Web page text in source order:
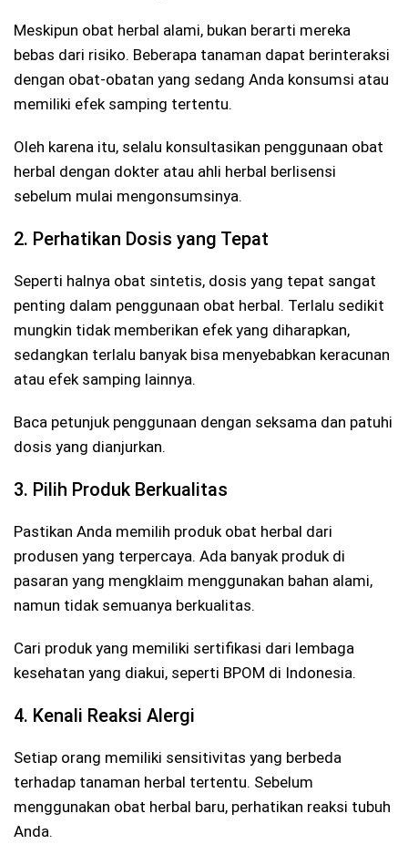
Meskipun obat herbal alami, bukan berarti mereka
bebas dari risiko. Beberapa tanaman dapat berinteraksi
dengan obat-obatan yang sedang Anda konsumsi atau
memiliki efek samping tertentu.
Oleh karena itu, selalu konsultasikan penggunaan obat
herbal dengan dokter atau ahli herbal berlisensi
sebelum mulai mengonsumsinya.
2. Perhatikan Dosis yang Tepat
Seperti halnya obat sintetis, dosis yang tepat sangat
penting dalam penggunaan obat herbal. Terlalu sedikit
mungkin tidak memberikan efek yang diharapkan,
sedangkan terlalu banyak bisa menyebabkan keracunan
atau efek samping lainnya.
Baca petunjuk penggunaan dengan seksama dan patuhi
dosis yang dianjurkan.
3. Pilih Produk Berkualitas
Pastikan Anda memilih produk obat herbal dari
produsen yang terpercaya. Ada banyak produk di
pasaran yang mengklaim menggunakan bahan alami,
namun tidak semuanya berkualitas.
Cari produk yang memiliki sertifikasi dari lembaga
kesehatan yang diakui, seperti BPOM di Indonesia.
4. Kenali Reaksi Alergi
Setiap orang memiliki sensitivitas yang berbeda
terhadap tanaman herbal tertentu. Sebelum
menggunakan obat herbal baru, perhatikan reaksi tubuh
Anda.